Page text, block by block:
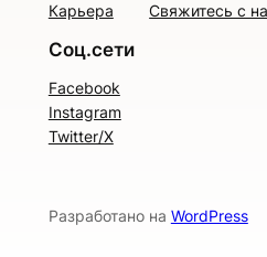
Карьера
Свяжитесь с
Соц.сети
Facebook
Instagram
Twitter/X
Разработано на WordPress